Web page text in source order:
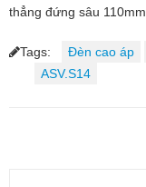
thẳng đứng sâu
Tags: Đèn cao áp
ASV.S14